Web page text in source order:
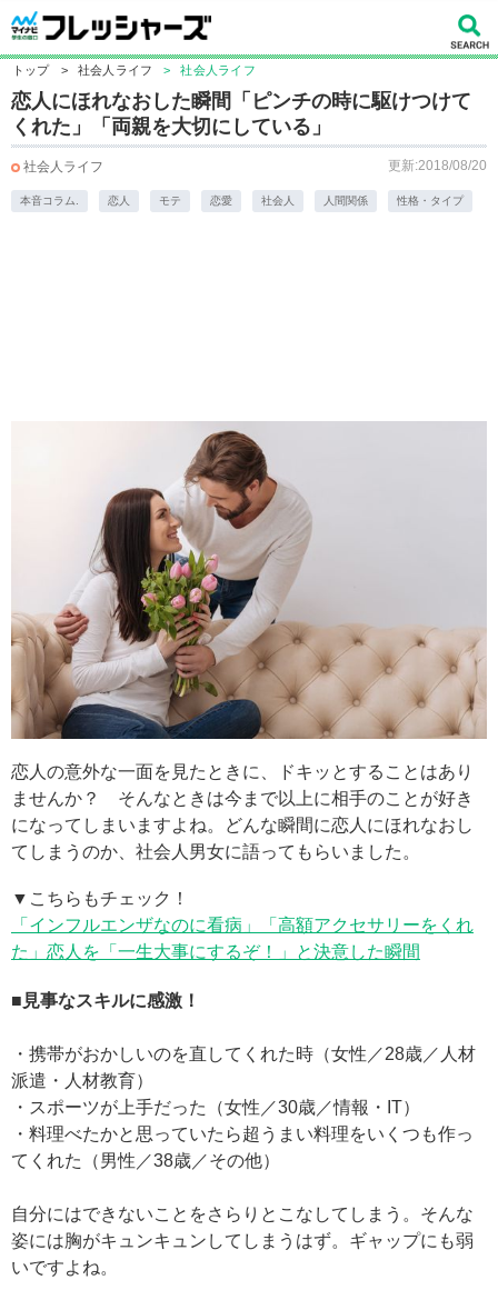
トップ > 社会人ライフ > 社会人ライフ
恋人にほれなおした瞬間「ピンチの時に駆けつけて
くれた」「両親を大切にしている」
社会人ライフ 更新:2018/08/20
本音コラム. 恋人 モテ 恋愛 社会人 人間関係 性格・タイプ
恋人の意外な一面を見たときに、ドキッとすることはあり
ませんか？ そんなときは今まで以上に相手のことが好き
になってしまいますよね。どんな瞬間に恋人にほれなおし
てしまうのか、社会人男女に語ってもらいました。
▼こちらもチェック！
「インフルエンザなのに看病」「高額アクセサリーをくれ
た」恋人を「一生大事にするぞ！」と決意した瞬間
■見事なスキルに感激！
・携帯がおかしいのを直してくれた時（女性／28歳／人材
派遣・人材教育）
・スポーツが上手だった（女性／30歳／情報・IT）
・料理べたかと思っていたら超うまい料理をいくつも作っ
てくれた（男性／38歳／その他）
自分にはできないことをさらりとこなしてしまう。そんな
姿には胸がキュンキュンしてしまうはず。ギャップにも弱
いですよね。